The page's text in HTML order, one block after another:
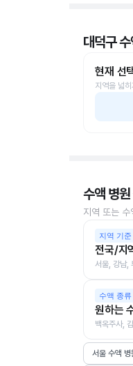
대덕구
현재 선
지역을 넓
수액 병원
지역 또는
지역 기준
전국/지
서울, 강남,
수액 종류
원하는
백옥주사,
서울 수액 병